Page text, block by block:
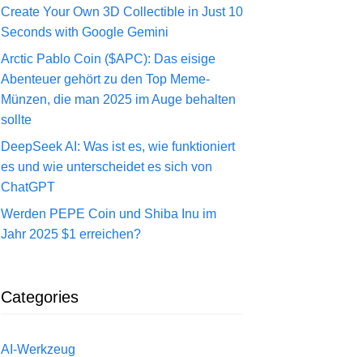
Create Your Own 3D Collectible in Just 10
Seconds with Google Gemini
Arctic Pablo Coin ($APC): Das eisige
Abenteuer gehört zu den Top Meme-
Münzen, die man 2025 im Auge behalten
sollte
DeepSeek AI: Was ist es, wie funktioniert
es und wie unterscheidet es sich von
ChatGPT
Werden PEPE Coin und Shiba Inu im
Jahr 2025 $1 erreichen?
Categories
AI-Werkzeug